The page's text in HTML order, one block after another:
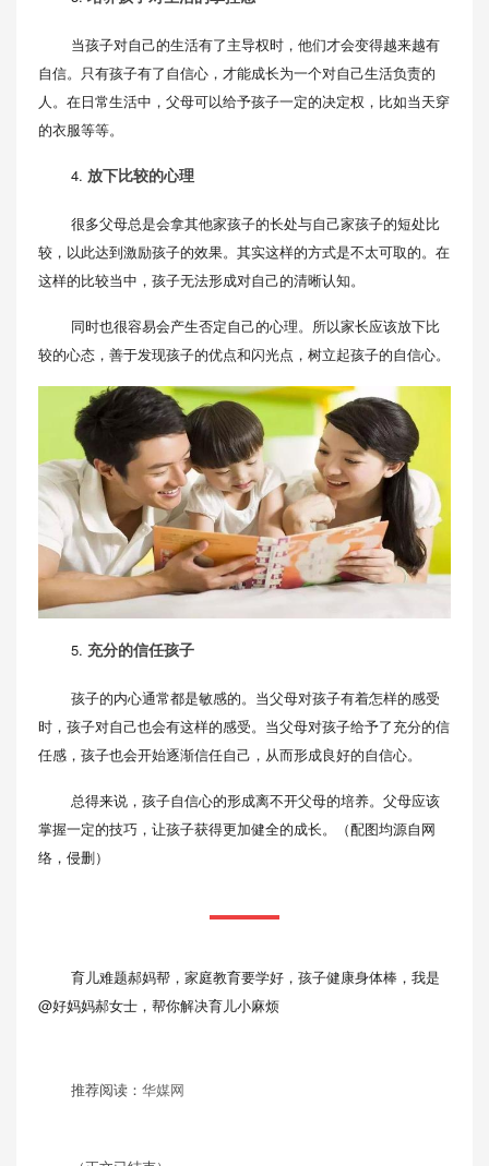
当孩子对自己的生活有了主导权时，他们才会变得越来越有
自信。只有孩子有了自信心，才能成长为一个对自己生活负责的
人。在日常生活中，父母可以给予孩子一定的决定权，比如当天穿
的衣服等等。
4. 放下比较的心理
很多父母总是会拿其他家孩子的长处与自己家孩子的短处比
较，以此达到激励孩子的效果。其实这样的方式是不太可取的。在
这样的比较当中，孩子无法形成对自己的清晰认知。
同时也很容易会产生否定自己的心理。所以家长应该放下比
较的心态，善于发现孩子的优点和闪光点，树立起孩子的自信心。
5. 充分的信任孩子
孩子的内心通常都是敏感的。当父母对孩子有着怎样的感受
时，孩子对自己也会有这样的感受。当父母对孩子给予了充分的信
任感，孩子也会开始逐渐信任自己，从而形成良好的自信心。
总得来说，孩子自信心的形成离不开父母的培养。父母应该
掌握一定的技巧，让孩子获得更加健全的成长。（配图均源自网
络，侵删）
育儿难题郝妈帮，家庭教育要学好，孩子健康身体棒，我是
@好妈妈郝女士，帮你解决育儿小麻烦
推荐阅读： 华媒网